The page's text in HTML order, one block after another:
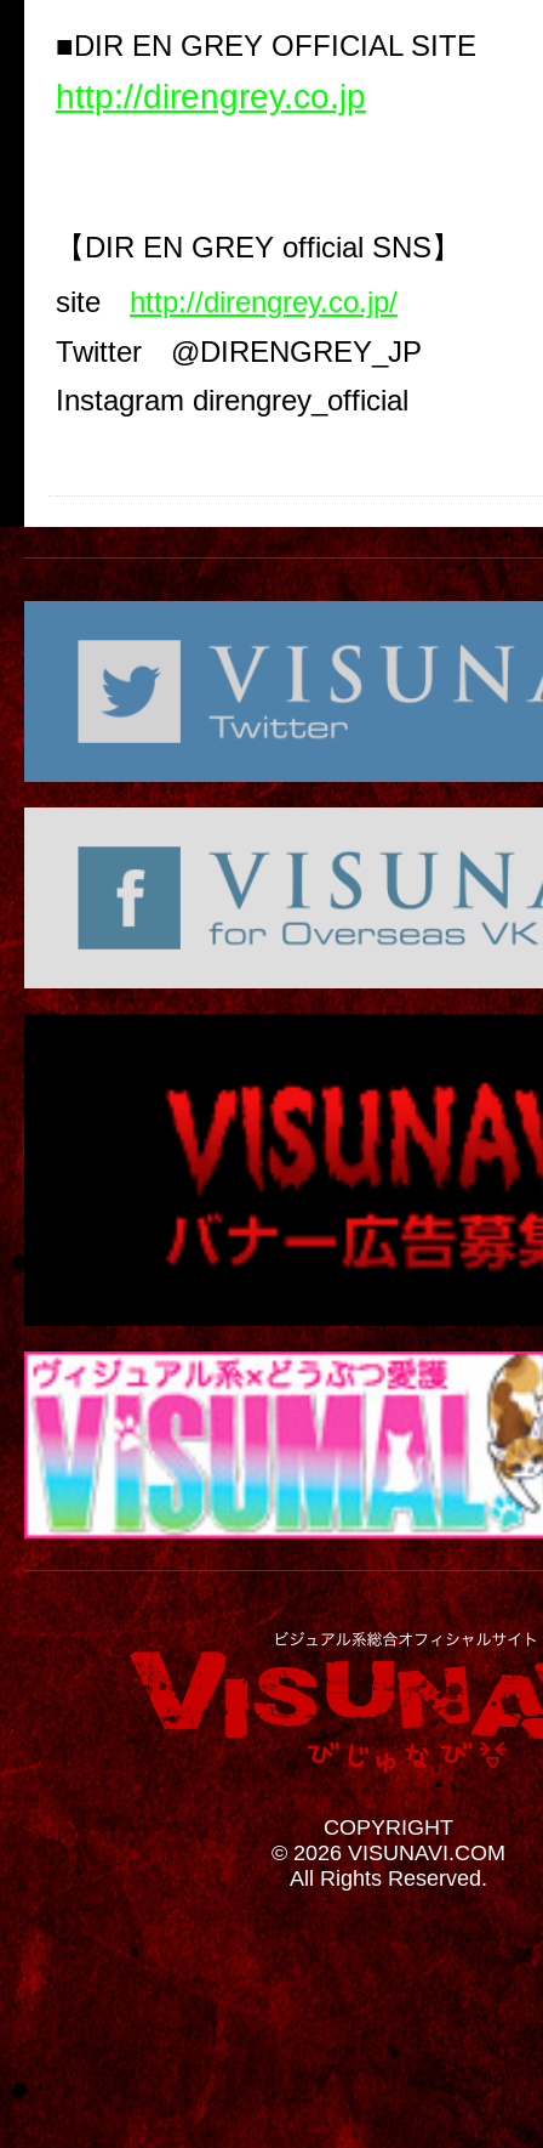
■DIR EN GREY OFFICIAL SITE
http://direngrey.co.jp
【 DIR EN GREY official SNS】
site
http://direngrey.co.jp/
Twitter
@DIRENGREY_JP
Instagram direngrey_official
COPYRIGHT
© 2026 VISUNAVI.COM
All Rights Reserved.